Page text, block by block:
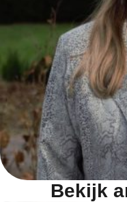
Bekijk